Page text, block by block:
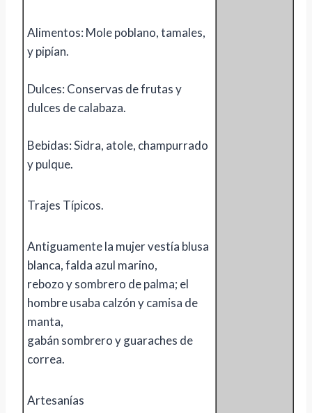
Alimentos: Mole poblano, tamales,
y pipían.
Dulces: Conservas de frutas y
dulces de calabaza.
Bebidas: Sidra, atole, champurrado
y pulque.
Trajes Típicos.
Antiguamente la mujer vestía blusa
blanca, falda azul marino,
rebozo y sombrero de palma; el
hombre usaba calzón y camisa de
manta,
gabán sombrero y guaraches de
correa.
Artesanías